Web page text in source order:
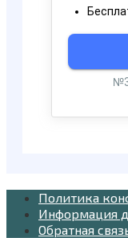
Политика
Информация
Обратная